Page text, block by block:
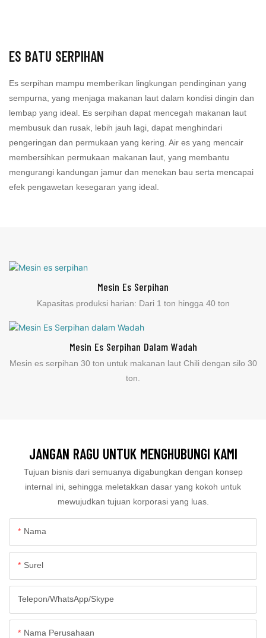
ES BATU SERPIHAN
Es serpihan mampu memberikan lingkungan pendinginan yang
sempurna, yang menjaga makanan laut dalam kondisi dingin dan
lembap yang ideal. Es serpihan dapat mencegah makanan laut
membusuk dan rusak, lebih jauh lagi, dapat menghindari
pengeringan dan permukaan yang kering. Air es yang mencair
membersihkan permukaan makanan laut, yang membantu
mengurangi kandungan jamur dan menekan bau serta mencapai
efek pengawetan kesegaran yang ideal.
Mesin Es Serpihan
Kapasitas produksi harian: Dari 1 ton hingga 40 ton
Mesin Es Serpihan Dalam Wadah
Mesin es serpihan 30 ton untuk makanan laut Chili dengan silo 30
ton.
JANGAN RAGU UNTUK MENGHUBUNGI KAMI
Tujuan bisnis dari semuanya digabungkan dengan konsep
internal ini, sehingga meletakkan dasar yang kokoh untuk
mewujudkan tujuan korporasi yang luas.
Nama
Surel
Telepon/WhatsApp/Skype
Nama Perusahaan